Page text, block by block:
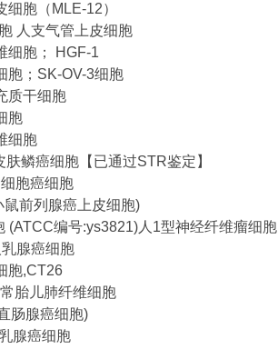
细胞（MLE-12）
人支气管上皮细胞
细胞； HGF-1
胞；SK-OV-3细胞
质干细胞
胞
细胞
肤鳞癌细胞【已通过STR鉴定】
胞癌细胞
鼠前列腺癌上皮细胞)
(ATCC编号:ys3821)人1型神经纤维瘤细胞
腺癌细胞
胞,CT26
胎儿肺纤维细胞
肠腺癌细胞)
腺癌细胞